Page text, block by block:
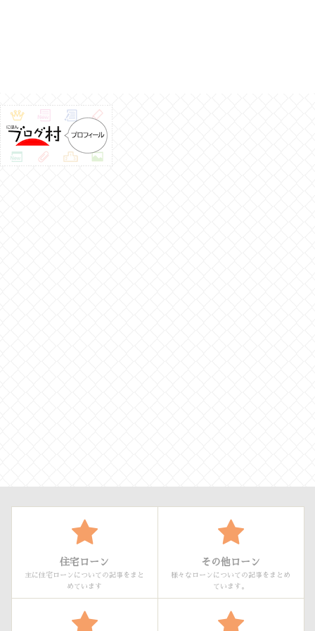
住宅ローン
主に住宅ローンについての記事をまと
めています
その他ローン
様々なローンについての記事をまとめ
ています。